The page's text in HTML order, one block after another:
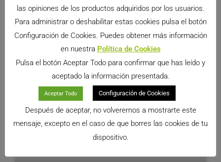
El ciclo de vida de las cobayas
Cuando una cobaya nace se ha desarrollado en
enseguida. Contrariamente a los conejos, por
ejemplo, la cobaya ve completamente,
BLOG PARA COBAYAS
las opiniones de los productos adquiridos por los usuarios.
Para administrar o deshabilitar estas cookies pulsa el botón
Configuración de Cookies. Puedes obtener más información
en nuestra Política de Cookies
Pulsa el botón Aceptar Todo para confirmar que has leído y
aceptado la información presentada.
Aceptar Todo Configuración de Cookies
Después de aceptar, no volveremos a mostrarte este
mensaje, excepto en el caso de que borres las cookies de tu
dispositivo.